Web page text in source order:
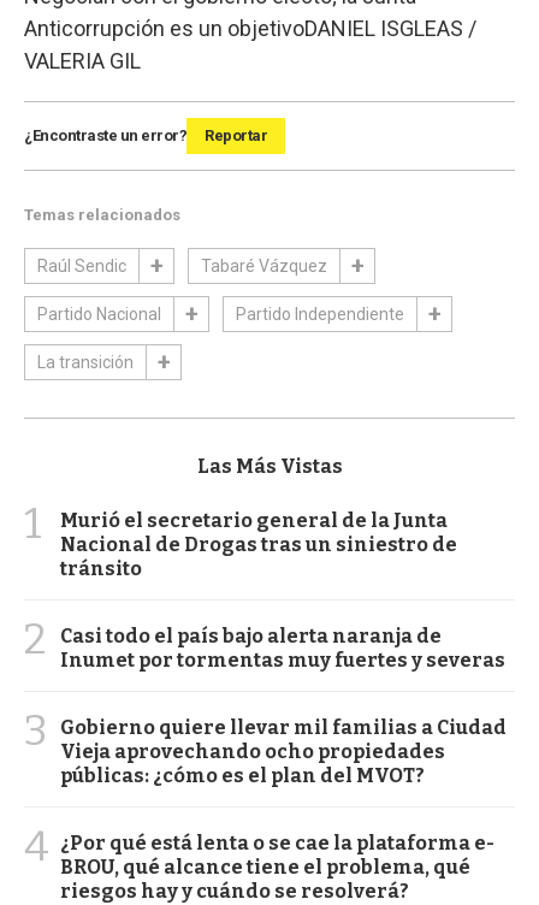
Anticorrupción es un objetivoDANIEL ISGLEAS /
VALERIA GIL
¿Encontraste un error? Reportar
Temas relacionados
Raúl Sendic Tabaré Vázquez
Partido Nacional Partido Independiente
La transición
Las Más Vistas
1
Murió el secretario general de la Junta
Nacional de Drogas tras un siniestro de
tránsito
2
Casi todo el país bajo alerta naranja de
Inumet por tormentas muy fuertes y severas
3
Gobierno quiere llevar mil familias a Ciudad
Vieja aprovechando ocho propiedades
públicas: ¿cómo es el plan del MVOT?
4 ¿Por qué está lenta o se cae la plataforma e-
BROU, qué alcance tiene el problema, qué
riesgos hay y cuándo se resolverá?